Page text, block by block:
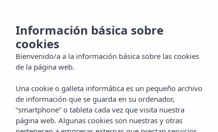
Información básica sobre
cookies
Bienvenido/a a la información básica sobre las cookies
de la página web.
Una cookie o galleta informática es un pequeño archivo
de información que se guarda en su ordenador,
“smartphone” o tableta cada vez que visita nuestra
página web. Algunas cookies son nuestras y otras